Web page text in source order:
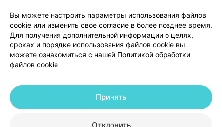
Способы оплаты
Вакансии
Партнеры
Написать руководителю 103.by
Написать в поддержку
Персональные настройки Cookie
© 2026 ООО «Артокс Лаб», УНП 191700409 | 220012, Республика Беларусь,
+375 291212755
Вы можете настроить параметры использования файлов
cookie или изменить свое согласие в более позднее время.
Для получения дополнительной информации о целях,
сроках и порядке использования файлов cookie вы
можете ознакомиться с нашей Политикой обработки
файлов cookie
Отклонить
Принять